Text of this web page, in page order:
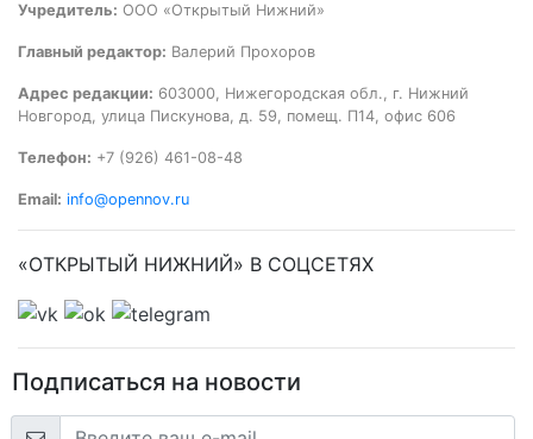
Учредитель: ООО «Открытый Нижний»
Главный редактор: Валерий Прохоров
Адрес редакции: 603000, Нижегородская обл., г. Нижний
Новгород, улица Пискунова, д. 59, помещ. П14, офис 606
Телефон: +7 (926) 461-08-48
Email: info@opennov.ru
«ОТКРЫТЫЙ НИЖНИЙ» В СОЦСЕТЯХ
Подписаться на новости